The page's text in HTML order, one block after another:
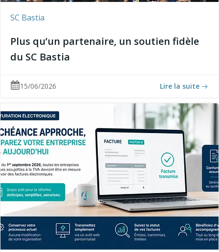
SC Bastia
Plus qu’un partenaire, un soutien fidèle
du SC Bastia
15/06/2026 Lire la suite